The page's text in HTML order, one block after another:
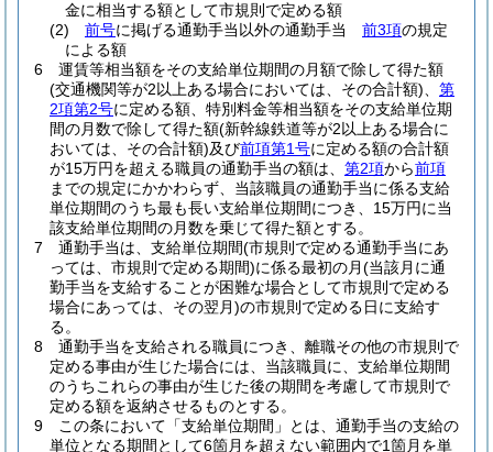
金に相当する額として市規則で定める額
(2)
前号に掲げる通勤手当以外の通勤手当 前3項の規定
による額
6
運賃等相当額をその支給単位期間の月額で除して得た額
(交通機関等が2以上ある場合においては、その合計額)
第
2項第2号に定める額、特別料金等相当額をその支給単位期
間の月数で除して得た額(新幹線鉄道等が2以上ある場合に
おいては、その合計額)及び前項第1号に定める額の合計額
が15万円を超える職員の通勤手当の額は、 第2項から前項
までの規定にかかわらず、当該職員の通勤手当に係る支給
単位期間のうち最も長い支給単位期間につき、15万円に当
該支給単位期間の月数を乗じて得た額とする。
7
通勤手当は、支給単位期間(市規則で定める通勤手当にあ
っては、市規則で定める期間)に係る最初の月(当該月に通
勤手当を支給することが困難な場合として市規則で定める
場合にあっては、その翌月)の市規則で定める日に支給す
る。
8
通勤手当を支給される職員につき、離職その他の市規則で
定める事由が生じた場合には、当該職員に、支給単位期間
のうちこれらの事由が生じた後の期間を考慮して市規則で
定める額を返納させるものとする。
9
この条において「支給単位期間」とは、通勤手当の支給の
単位となる期間として6箇月を超えない範囲内で1箇月を単